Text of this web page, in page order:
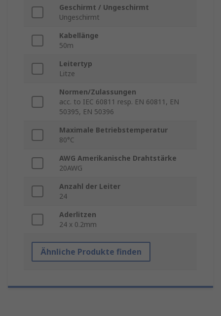
Geschirmt / Ungeschirmt
Ungeschirmt
Kabellänge
50m
Leitertyp
Litze
Normen/Zulassungen
acc. to IEC 60811 resp. EN 60811, EN
50395, EN 50396
Maximale Betriebstemperatur
80°C
AWG Amerikanische Drahtstärke
20AWG
Anzahl der Leiter
24
Aderlitzen
24 x 0.2mm
Ähnliche Produkte finden